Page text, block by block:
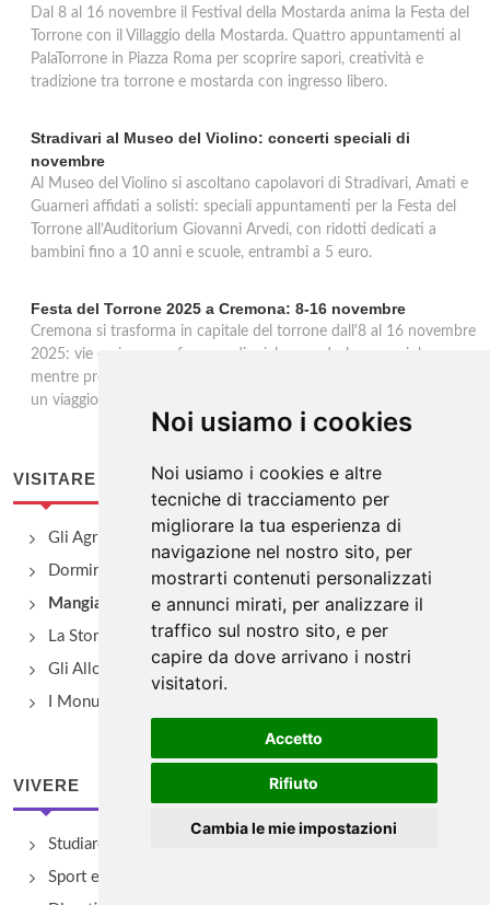
Noi usiamo i cookies
Noi usiamo i cookies e altre
tecniche di tracciamento per
migliorare la tua esperienza di
navigazione nel nostro sito, per
mostrarti contenuti personalizzati
e annunci mirati, per analizzare il
traffico sul nostro sito, e per
capire da dove arrivano i nostri
visitatori.
Accetto
Rifiuto
Cambia le mie impostazioni
Dal 8 al 16 novembre il Festival della Mostarda anima la Festa del
Torrone con il Villaggio della Mostarda. Quattro appuntamenti al
PalaTorrone in Piazza Roma per scoprire sapori, creatività e
tradizione tra torrone e mostarda con ingresso libero.
Stradivari al Museo del Violino: concerti speciali di
novembre
Al Museo del Violino si ascoltano capolavori di Stradivari, Amati e
Guarneri affidati a solisti: speciali appuntamenti per la Festa del
Torrone all’Auditorium Giovanni Arvedi, con ridotti dedicati a
bambini fino a 10 anni e scuole, entrambi a 5 euro.
Festa del Torrone 2025 a Cremona: 8-16 novembre
Cremona si trasforma in capitale del torrone dall'8 al 16 novembre
2025: vie e piazze profumano di miele, mandorle e nocciole
mentre produttori da tutta Italia presentano le loro creazioni, per
un viaggio nel gusto e nella tradizione.
VISITARE
Gli Agriturismo
Dormire
Mangiare e bere
La Storia
Gli Alloggi
I Monumenti
VIVERE
Studiare
Sport e Benessere